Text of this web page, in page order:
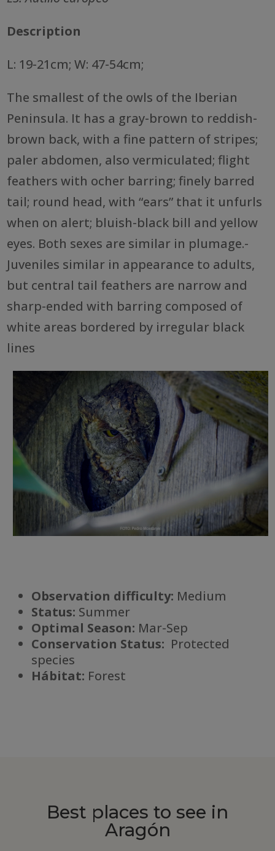
Description
L: 19-21cm; W: 47-54cm;
The smallest of the owls of the Iberian
Peninsula. It has a gray-brown to reddish-
brown back, with a fine pattern of stripes;
paler abdomen, also vermiculated; flight
feathers with ocher barring; finely barred
tail; round head, with “ears” that it unfurls
when on alert; bluish-black bill and yellow
eyes. Both sexes are similar in plumage.-
Juveniles similar in appearance to adults,
but central tail feathers are narrow and
sharp-ended with barring composed of
white areas bordered by irregular black
lines
Observation difficulty: Medium
Status: Summer
Optimal Season: Mar-Sep
Conservation Status: Protected
species
Hábitat: Forest
Best places to see in
Aragón